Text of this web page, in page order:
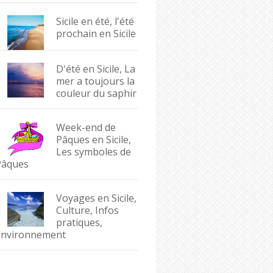
Sicile en été, l'été
prochain en Sicile
D'été en Sicile, La
mer a toujours la
couleur du saphir
Week-end de
Pâques en Sicile,
Les symboles de
Voyages en Sicile,
Culture, Infos
pratiques,